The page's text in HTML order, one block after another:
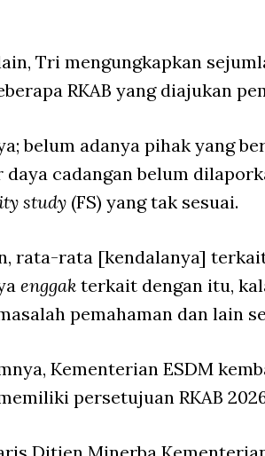
Tri mengungkapkan
RKAB yang diajukan
belum adanya pihak yang
daya cadangan belum
study (FS) yang tak sesuai.
rata-rata [kendalanya]
enggak terkait dengan itu,
pemahaman dan lain
Kementerian ESDM
persetujuan RKAB